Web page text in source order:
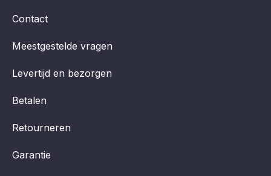
Contact
Meestgestelde vragen
Levertijd en bezorgen
Betalen
Retourneren
Garantie